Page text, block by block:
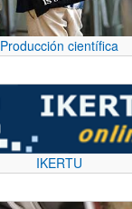
Producción científica
IKERTU